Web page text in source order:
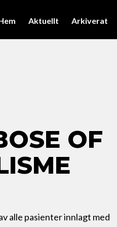
Aktuellt Arkiverat
OF
alle pasienter innlagt med